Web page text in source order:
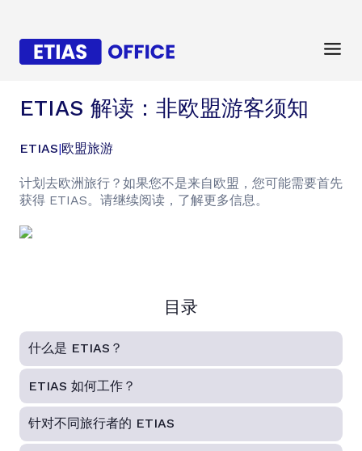
ETIAS 解读：非欧盟游客须知
ETIAS|欧盟旅游
计划去欧洲旅行？如果您不是来自欧盟，您可能需要首先
获得 ETIAS。请继续阅读，了解更多信息。
目录
什么是 ETIAS？
ETIAS 如何工作？
针对不同旅行者的 ETIAS